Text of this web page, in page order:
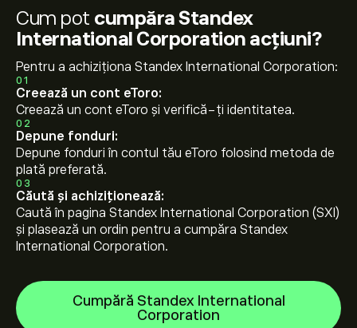
Cum pot cumpăra Standex
International Corporation acțiuni?
Pentru a achiziționa Standex International Corporation:
01
Creează un cont eToro:
Creează un cont eToro și verifică-ți identitatea.
02
Depune fonduri:
Depune fonduri în contul tău eToro folosind metoda de
plată preferată.
03
Căută și achiziționează:
Caută în pagina Standex International Corporation (SXI)
și plasează un ordin pentru a cumpăra Standex
International Corporation.
Cumpără Standex International
Corporation